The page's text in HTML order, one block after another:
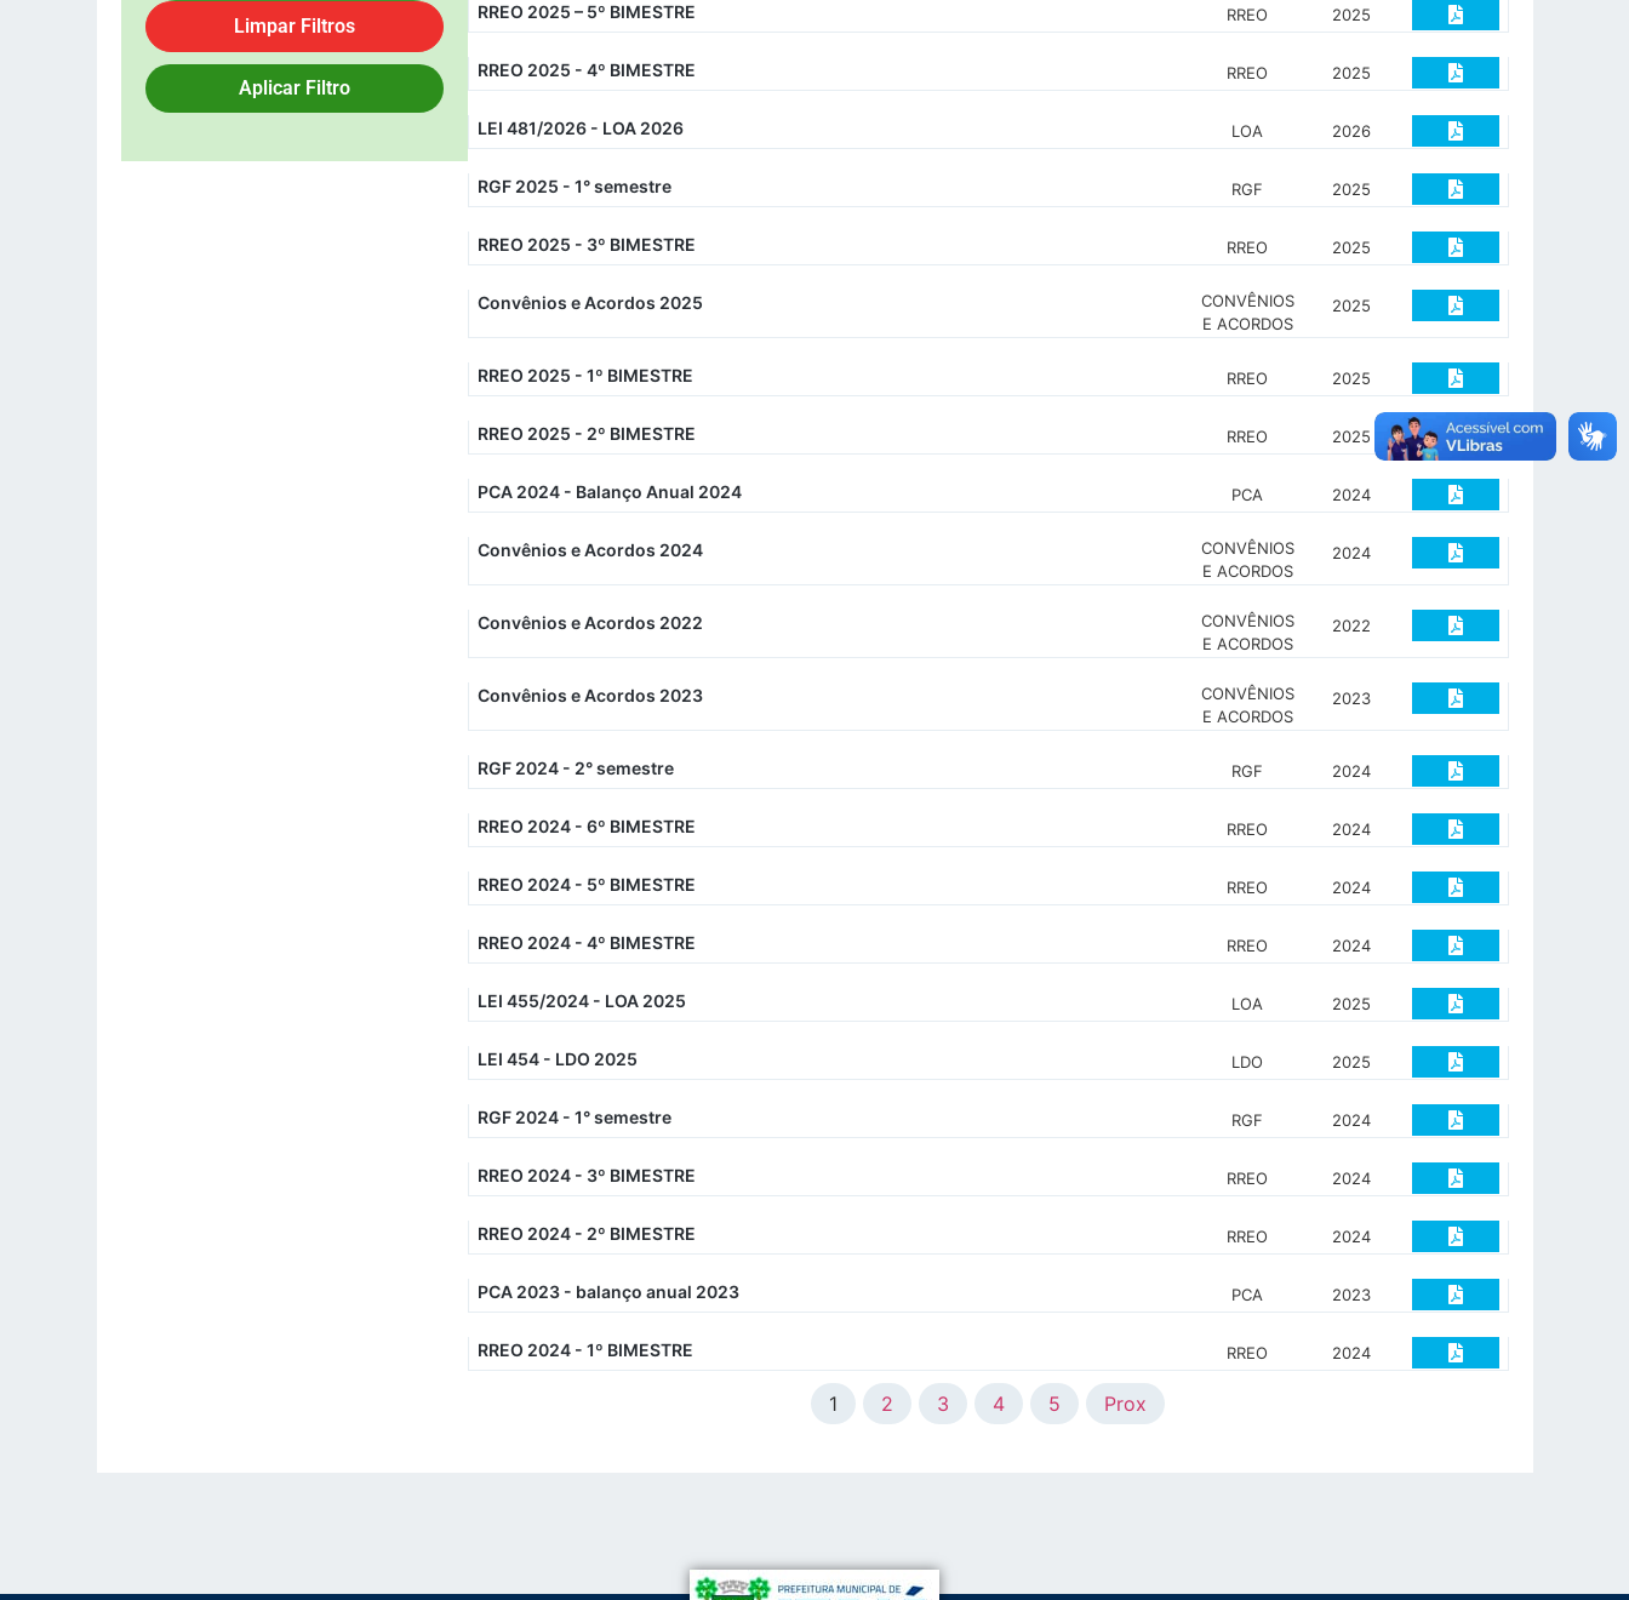
Limpar Filtros
Aplicar Filtro
RREO 2025 – 5º BIMESTRE RREO 2025
RREO 2025 - 4º BIMESTRE RREO 2025
LEI 481/2026 - LOA 2026 LOA 2026
RGF 2025 - 1° semestre RGF 2025
RREO 2025 - 3º BIMESTRE RREO 2025
Convênios e Acordos 2025
CONVÊNIOS
E ACORDOS
2025
RREO 2025 - 1º BIMESTRE RREO 2025
RREO 2025 - 2º BIMESTRE RREO 2025
PCA 2024 - Balanço Anual 2024 PCA 2024
Convênios e Acordos 2024
CONVÊNIOS
E ACORDOS
2024
Convênios e Acordos 2022
CONVÊNIOS
E ACORDOS
2022
Convênios e Acordos 2023
CONVÊNIOS
E ACORDOS
2023
RGF 2024 - 2° semestre RGF 2024
RREO 2024 - 6º BIMESTRE RREO 2024
RREO 2024 - 5º BIMESTRE RREO 2024
RREO 2024 - 4º BIMESTRE RREO 2024
LEI 455/2024 - LOA 2025 LOA 2025
LEI 454 - LDO 2025 LDO 2025
RGF 2024 - 1° semestre RGF 2024
RREO 2024 - 3º BIMESTRE RREO 2024
RREO 2024 - 2º BIMESTRE RREO 2024
PCA 2023 - balanço anual 2023 PCA 2023
RREO 2024 - 1º BIMESTRE RREO 2024
1 2 3 4 5 Prox